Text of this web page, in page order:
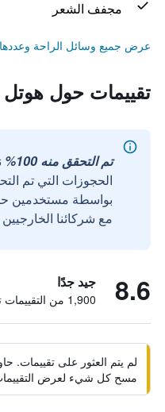
مجفف الشعر
عرض جميع وسائل الراحة وعددها 45
تقييمات حول هوتل
تم التحقق منه 100%
الحجوزات التي تم
مع شركائنا
8.6 جيد جدًا
1,900 من التقييمات تم التحقق منها
لم يتم العثور على تقييمات.
مسح كل شيء لعرض